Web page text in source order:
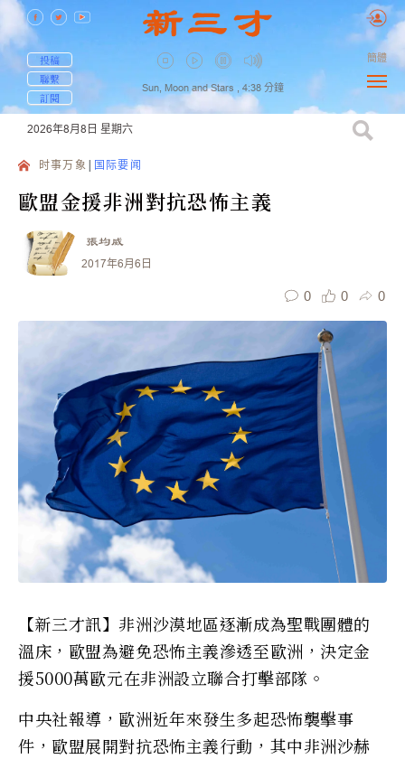
投稿
聯繫
訂閱
Sun, Moon and Stars , 4:38 分鐘
簡體
2026年8月8日 星期六
时事万象 国际要闻
歐盟金援非洲對抗恐怖主義
張均威
2017年6月6日
0 0 0
【新三才訊】非洲沙漠地區逐漸成為聖戰團體的
溫床，歐盟為避免恐怖主義滲透至歐洲，決定金
援5000萬歐元在非洲設立聯合打擊部隊。
中央社報導，歐洲近年來發生多起恐怖襲擊事
件，歐盟展開對抗恐怖主義行動，其中非洲沙赫